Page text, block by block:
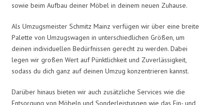
sowie beim Aufbau deiner Möbel in deinem neuen Zuhause.
Als Umzugsmeister Schmitz Mainz verfügen wir über eine breite
Palette von Umzugswagen in unterschiedlichen Größen, um
deinen individuellen Bedürfnissen gerecht zu werden. Dabei
legen wir großen Wert auf Pünktlichkeit und Zuverlässigkeit,
sodass du dich ganz auf deinen Umzug konzentrieren kannst.
Darüber hinaus bieten wir auch zusätzliche Services wie die
Entsorgung von Möbeln und Sonderleistungen wie das Ein- und